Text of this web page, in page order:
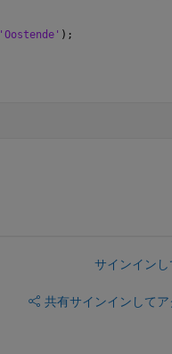
'Oostende' );
サインインし
共有サインインして